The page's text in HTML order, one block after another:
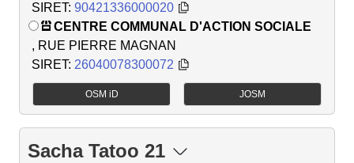
SIRET: 90421336000020
CENTRE COMMUNAL D'ACTION SOCIALE
, RUE PIERRE MAGNAN
SIRET: 26040078300072
OSM iD JOSM
Sacha Tatoo 21